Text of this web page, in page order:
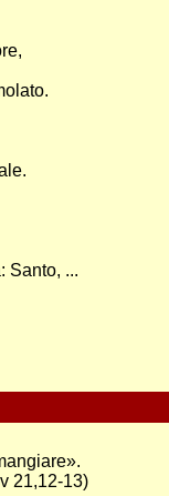
Santo, ...
21,12-13)